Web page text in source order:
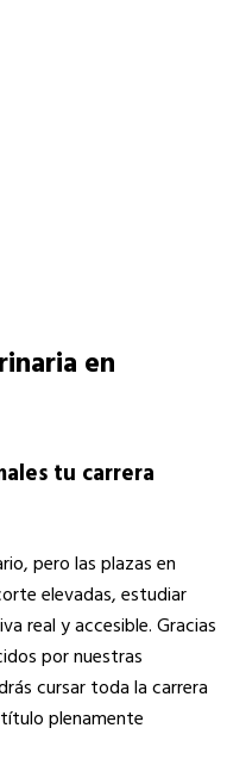
en
tu carrera
pero las plazas en
elevadas, estudiar
real y accesible. Gracias
por nuestras
cursar toda la carrera
plenamente